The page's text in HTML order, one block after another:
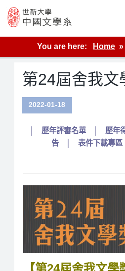
content
世新大學教學單位的網站
You are here:
Home
第24屆舍我文
2022-01-18
歷年評審名單 歷年
告│ 表件下載專區